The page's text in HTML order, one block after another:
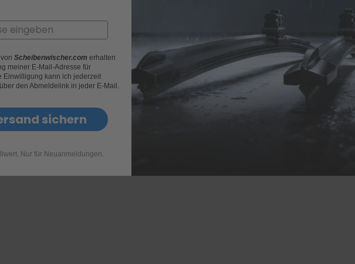
und verschleißfeste Wischkante
Scheibenwischer.com erhalten
meiner E-Mail-Adresse für
Einwilligung kann ich jederzeit
den Abmeldelink in jeder E-Mail.
sichern
Nur für Neuanmeldungen.